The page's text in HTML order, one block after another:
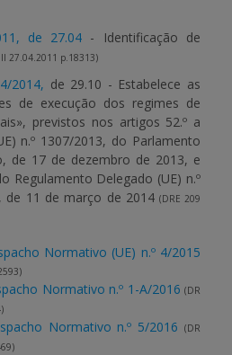
de 27.04 - Identificação de
27.04.2011 p.18313)
2014, de 29.10 - Estabelece as
de execução dos regimes de
previstos nos artigos 52.º a
n.º 1307/2013, do Parlamento
de 17 de dezembro de 2013, e
Regulamento Delegado (UE) n.º
de 11 de março de 2014 (DRE 209
Normativo (UE) n.º 4/2015
Normativo n.º 1-A/2016 (DR
Normativo n.º 5/2016(DR